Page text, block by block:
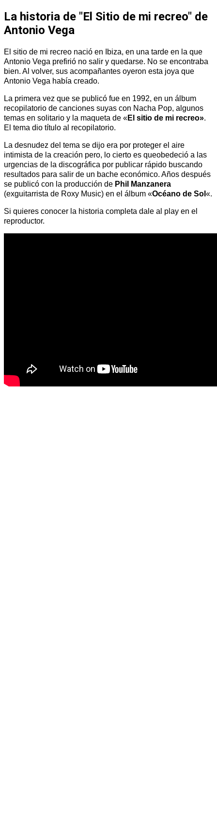
La historia de "El Sitio de mi recreo" de
Antonio Vega
El sitio de mi recreo nació en Ibiza, en una tarde en la que
Antonio Vega prefirió no salir y quedarse. No se encontraba
bien. Al volver, sus acompañantes oyeron esta joya que
Antonio Vega había creado.
La primera vez que se publicó fue en 1992, en un álbum
recopilatorio de canciones suyas con Nacha Pop, algunos
temas en solitario y la maqueta de «El sitio de mi recreo».
El tema dio título al recopilatorio.
La desnudez del tema se dijo era por proteger el aire
intimista de la creación pero, lo cierto es queobedeció a las
urgencias de la discográfica por publicar rápido buscando
resultados para salir de un bache económico. Años después
se publicó con la producción de Phil Manzanera
(exguitarrista de Roxy Music) en el álbum «Océano de Sol «.
Si quieres conocer la historia completa dale al play en el
reproductor.